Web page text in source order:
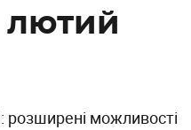
лютий
розширені можливості